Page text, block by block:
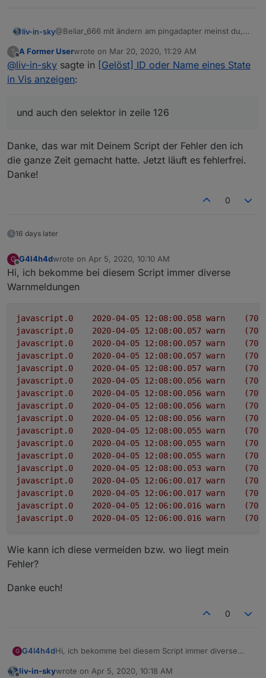
liv-in-sky@Beliar_666 mit ändern am pingadapter meinst du,
ich habe das mal getestet und es funktioniert bei mir
- gebe einen neuen client ein - der wird erstmal als
false angezeigt. dann habe ich das gerät
eingeschaltet und es springt nach einer gew. zeit auf
keine fehler bei mir
oben ändern im script und auf deinen anpassen und
Spoiler
?
Offline
A Former Userwrote on Mar 20, 2020, 11:29 AM
last edited by
@liv-in-sky sagte in [Gelöst] ID oder Name eines State
in Vis anzeigen:
und auch den selektor in zeile 126
Danke, das war mit Deinem Script der Fehler den ich
die ganze Zeit gemacht hatte. Jetzt läuft es fehlerfrei.
Danke!
0
16 days later
G
Offline
G4l4h4dwrote on Apr 5, 2020, 10:10 AM
last edited by
Hi, ich bekomme bei diesem Script immer diverse
Warnmeldungen
javascript.0 warn
javascript.0
warn
javascript.0
warn
javascript.0
warn
javascript.0
warn
javascript.0
warn
javascript.0
warn
javascript.0
warn
javascript.0
warn
javascript.0
warn
javascript.0
warn
javascript.0
warn
javascript.0
warn
javascript.0
warn
javascript.0
warn
javascript.0
warn
javascript.0
warn
Wie kann ich diese vermeiden bzw. wo liegt mein
Fehler?
Danke euch!
0
G G4l4h4dHi, ich bekomme bei diesem Script immer diverse
javascript.0	2020-04-05 12:08:00.058
liv-in-skywrote on Apr 5, 2020, 10:18 AM
last edited by